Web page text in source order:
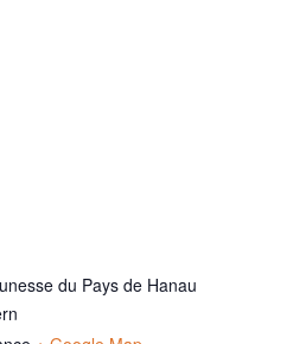
du Pays de Hanau